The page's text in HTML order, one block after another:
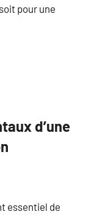
pour une
d’une
essentiel de